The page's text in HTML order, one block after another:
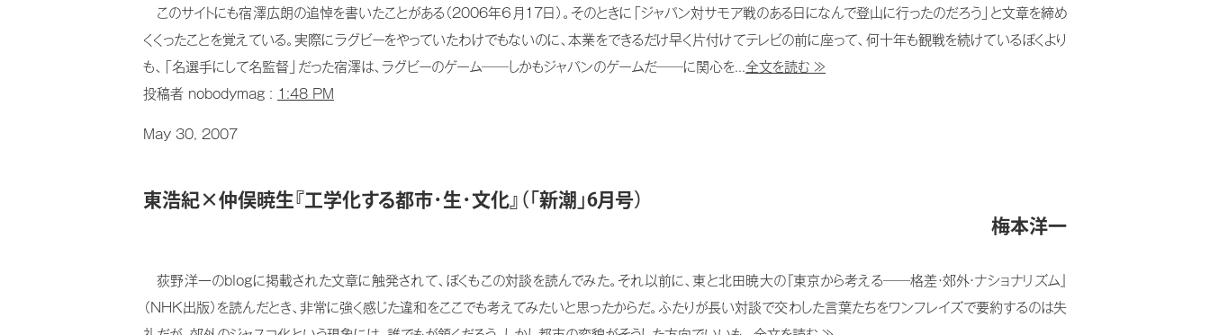
このサイトにも宿澤広朗の追悼を書いたことがある（2006年６月17日）。そのときに「ジャパン対サモア戦のある日になんで登山に行ったのだろう」と文章を締め
くくったことを覚えている。実際にラグビーをやっていたわけでもないのに、本業をできるだけ早く片付けてテレビの前に座って、何十年も観戦を続けているぼくより
も、「名選手にして名監督」だった宿澤は、ラグビーのゲーム──しかもジャパンのゲームだ──に関心を...全文を読む ≫
投稿者 nobodymag : 1:48 PM
May 30, 2007
東浩紀×仲俣暁生『工学化する都市･生･文化』（「新潮」6月号）
梅本洋一
荻野洋一のblogに掲載された文章に触発されて、ぼくもこの対談を読んでみた。それ以前に、東と北田暁大の『東京から考える──格差・郊外・ナショナリズム』
（NHK出版）を読んだとき、非常に強く感じた違和をここでも考えてみたいと思ったからだ。ふたりが長い対談で交わした言葉たちをワンフレイズで要約するのは失